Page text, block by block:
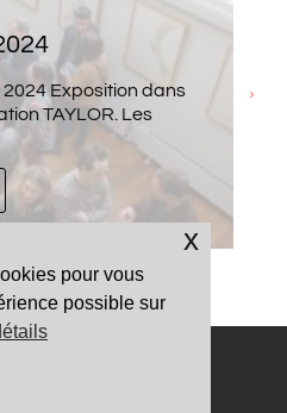
2024 Exposition dans
TAYLOR. Les
légales
pour vous
possible sur
x